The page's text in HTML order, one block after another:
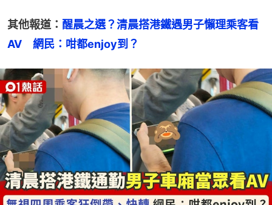
其他報道： 醒晨之選？清晨搭港鐵遇男子懶理乘客看
AV　網民：咁都enjoy到？